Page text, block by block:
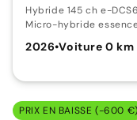
Hybride 145 ch e-DCS6
Micro-hybride
2026•Voiture 0 km
PRIX EN BAISSE (-600 €)